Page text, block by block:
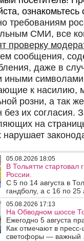
05.08.2026 18:05
В Тольятти
России.
С 5 по 14 августа в
гандболу, а с 16 по
05.08.2026 17:13
На Обводном шоссе
Ежегодно 5 августа
Как отмечают в
светофоры — важный